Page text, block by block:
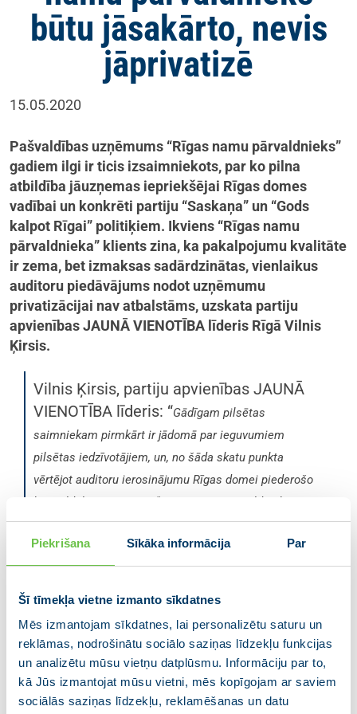
Piekrišana Sīkāka informācija Par
Šī tīmekļa vietne izmanto sīkdatnes
Mēs izmantojam sīkdatnes, lai personalizētu saturu un
reklāmas, nodrošinātu sociālo saziņas līdzekļu funkcijas
un analizētu mūsu vietņu datplūsmu. Informāciju par to,
kā Jūs izmantojat mūsu vietni, mēs kopīgojam ar saviem
sociālās saziņas līdzekļu, reklamēšanas un datu
būtu jāsakārto, nevis
jāprivatizē
15.05.2020
Pašvaldības uzņēmums “Rīgas namu pārvaldnieks”
gadiem ilgi ir ticis izsaimniekots, par ko pilna
atbildība jāuzņemas iepriekšējai Rīgas domes
vadībai un konkrēti partiju “Saskaņa” un “Gods
kalpot Rīgai” politiķiem. Ikviens “Rīgas namu
pārvaldnieka” klients zina, ka pakalpojumu kvalitāte
ir zema, bet izmaksas sadārdzinātas, vienlaikus
auditoru piedāvājums nodot uzņēmumu
privatizācijai nav atbalstāms, uzskata partiju
apvienības JAUNĀ VIENOTĪBA līderis Rīgā Vilnis
Ķirsis.
Vilnis Ķirsis, partiju apvienības JAUNĀ
VIENOTĪBA līderis: “Gādīgam pilsētas
saimniekam pirmkārt ir jādomā par ieguvumiem
pilsētas iedzīvotājiem, un, no šāda skatu punkta
vērtējot auditoru ierosinājumu Rīgas domei piederošo
kapitāldaļu uzņēmumā “Rīgas namu pārvaldnieks”
pārdošanu jeb privatizāciju, es saredzu lielus riskus –
pirmkārt, ir iespējama apsaimniekošanas izmaksu vēl
lielāka sadārdzināšanās. Mana pārliecība ir, ka daudz
namu apsaimniekošanas modelis .”
Vilnis Ķirsis ir pārliecināts, ka jebkādus lēmumus par
pilsētas turpmāko līdzdalību pašvaldībai līdz šim